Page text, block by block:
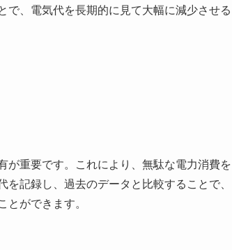
で、電気代を長期的に見て大幅に減少させる
が重要です。これにより、無駄な電力消費を
記録し、過去のデータと比較することで、
ができます。